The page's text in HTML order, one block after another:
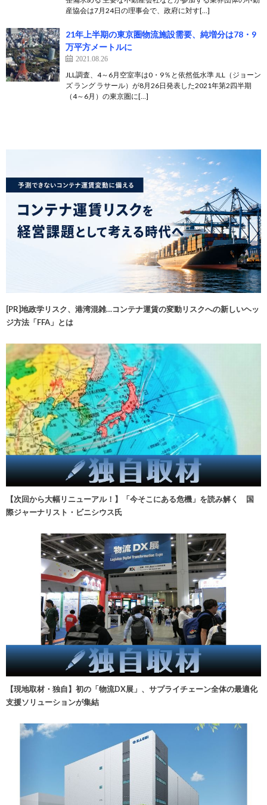
産協会は7月24日の理事会で、政府に対す[…]
21年上半期の東京圏物流施設需要、純増分は78・9
万平方メートルに
2021.08.26
JLL調査、4～6月空室率は0・9％と依然低水準 JLL（ジョーン
ズ ラング ラサール）が8月26日発表した2021年第2四半期
（4～6月）の東京圏に[…]
[PR]地政学リスク、港湾混雑…コンテナ運賃の変動リスクへの新しいヘッ
ジ方法「FFA」とは
【次回から大幅リニューアル！】「今そこにある危機」を読み解く 国
際ジャーナリスト・ビニシウス氏
【現地取材・独自】初の「物流DX展」、サプライチェーン全体の最適化
支援ソリューションが集結